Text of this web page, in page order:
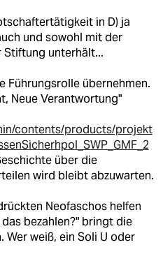
in D) ja
und sowohl mit der
Stiftung unterhält...
Führungsrolle übernehmen.
Neue Verantwortung"
contents/products/projekt
über die
wird bleibt abzuwarten.
Neofaschos helfen
bezahlen?" bringt die
Wer weiß, ein Soli U oder